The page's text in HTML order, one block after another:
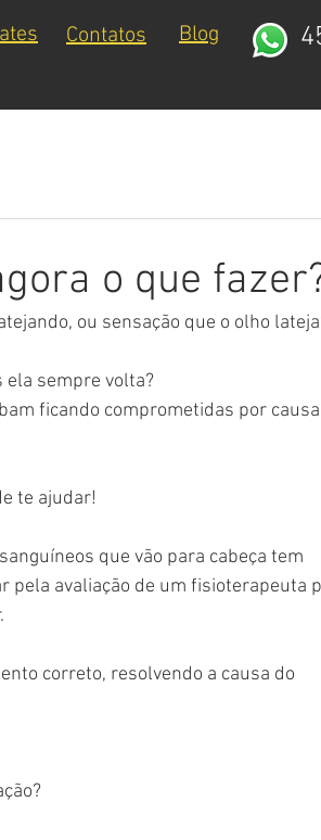
Contatos Blog
o que
ou sensação que o olho
ela sempre volta?
ficando comprometidas por causa
te ajudar!
que vão para cabeça tem
pela avaliação de um fisioterapeuta
correto, resolvendo a causa do